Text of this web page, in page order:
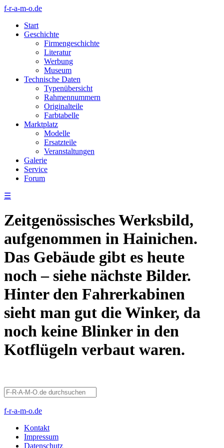
f-r-a-m-o.de
Start
Geschichte
Firmengeschichte
Literatur
Werbung
Museum
Technische Daten
Typenübersicht
Rahmennummern
Originalteile
Farbtabelle
Marktplatz
Modelle
Ersatzteile
Veranstaltungen
Galerie
Service
Forum
☰
Zeitgenössisches Werksbild,
aufgenommen in Hainichen.
Das Gebäude gibt es heute
noch – siehe nächste Bilder.
Hinter den Fahrerkabinen
sieht man gut die Winker, da
noch keine Blinker in den
Kotflügeln verbaut waren.
f-r-a-m-o.de
Kontakt
Impressum
Datenschutz